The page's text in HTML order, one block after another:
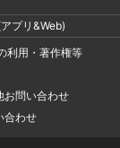
プリ&Web)
利用・著作権等
お問い合わせ
合わせ